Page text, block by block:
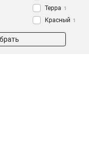
Терра 1
Красный 1
Темно-серый
Светло-серый